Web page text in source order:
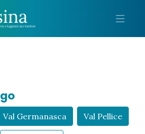
Val Germanasca Val Pellice